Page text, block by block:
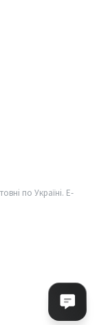
по Україні. E-